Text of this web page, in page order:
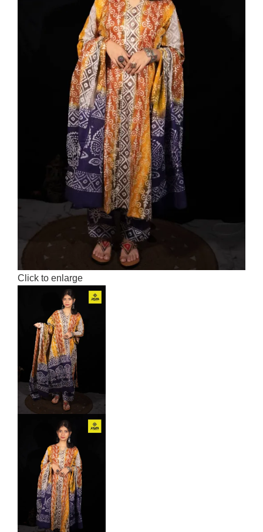
Click to enlarge